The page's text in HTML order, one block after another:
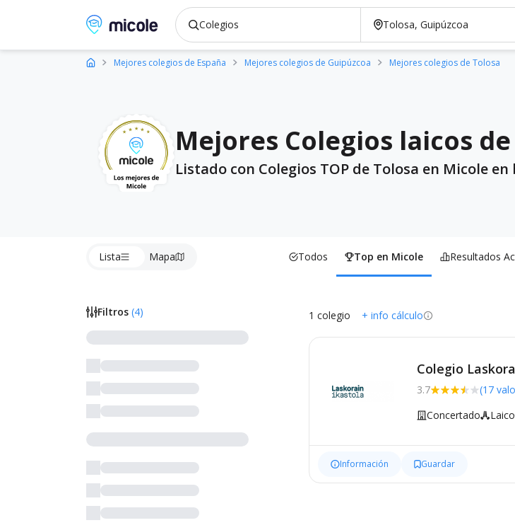
Micole, buscador de colegios
Mejores colegios de España Mejores colegios de Guipúzcoa Mejores colegios de Tolosa
Mejores Colegios laicos
Listado con Colegios TOP de Tolosa en Micole
Lista Mapa Todos Top en Micole Resultados
Filtros (4) 1 colegio + info cálculo
Colegio
3.7 (17
Concertado Laico
Información Guardar